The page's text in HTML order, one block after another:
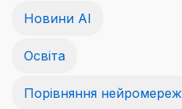
Новини AI
Освіта
Порівняння нейромереж